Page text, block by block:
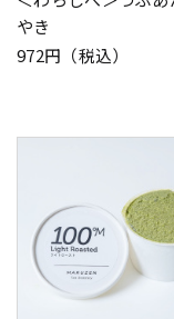
やき
972円（税込）